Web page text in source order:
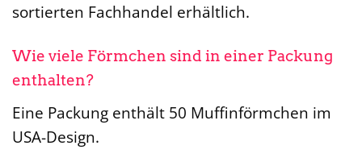
sortierten Fachhandel erhältlich.
Wie viele Förmchen sind in einer Packung
enthalten?
Eine Packung enthält 50 Muffinförmchen im
USA-Design.